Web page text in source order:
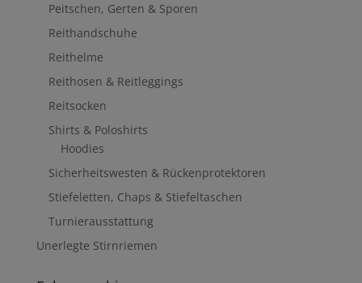
Peitschen, Gerten & Sporen
Reithandschuhe
Reithelme
Reithosen & Reitleggings
Reitsocken
Shirts & Poloshirts
Hoodies
Sicherheitswesten & Rückenprotektoren
Stiefeletten, Chaps & Stiefeltaschen
Turnierausstattung
Unerlegte Stirnriemen